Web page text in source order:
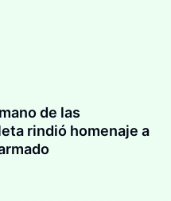
de las
rindió homenaje a